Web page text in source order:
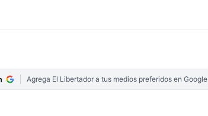
Agrega El Libertador a tus medios preferidos en Google